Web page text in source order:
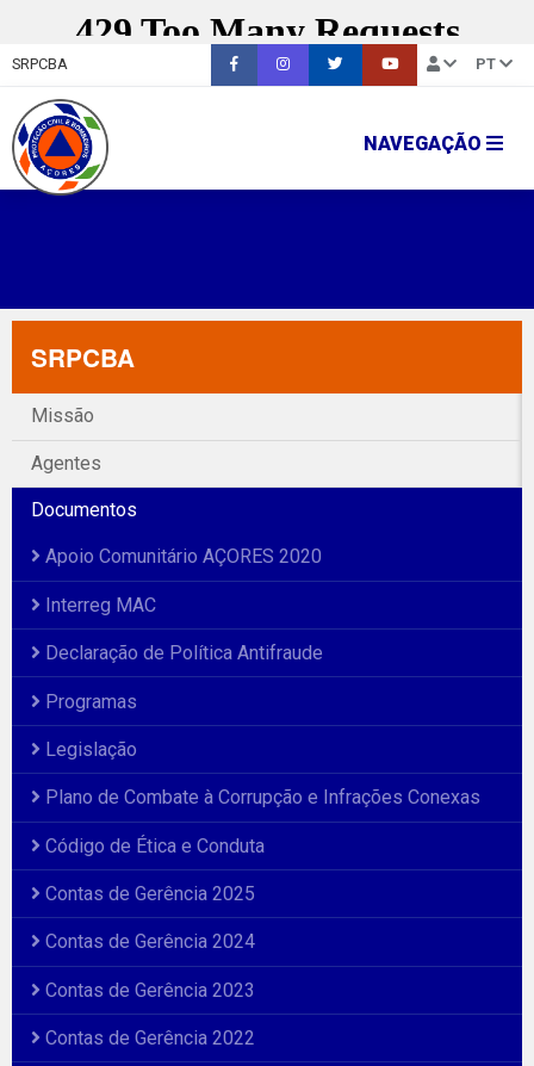
SRPCBA PT
NAVEGAÇÃO
SRPCBA
Missão
Agentes
Documentos
Apoio Comunitário AÇORES 2020
Interreg MAC
Declaração de Política Antifraude
Programas
Legislação
Plano de Combate à Corrupção e Infrações Conexas
Código de Ética e Conduta
Contas de Gerência 2025
Contas de Gerência 2024
Contas de Gerência 2023
Contas de Gerência 2022